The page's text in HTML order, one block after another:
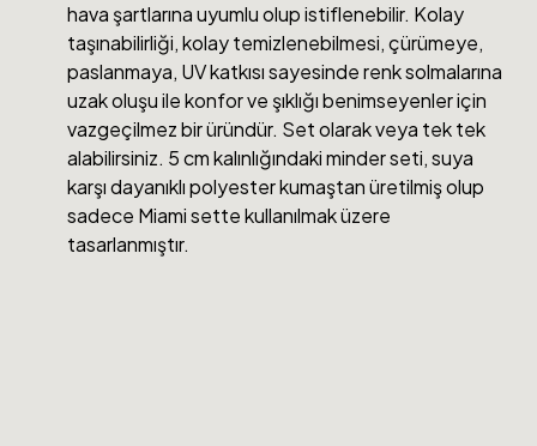
hava şartlarına uyumlu olup istiflenebilir. Kolay
taşınabilirliği, kolay temizlenebilmesi, çürümeye,
paslanmaya, UV katkısı sayesinde renk solmalarına
uzak oluşu ile konfor ve şıklığı benimseyenler için
vazgeçilmez bir üründür. Set olarak veya tek tek
alabilirsiniz. 5 cm kalınlığındaki minder seti, suya
karşı dayanıklı polyester kumaştan üretilmiş olup
sadece Miami sette kullanılmak üzere
tasarlanmıştır.